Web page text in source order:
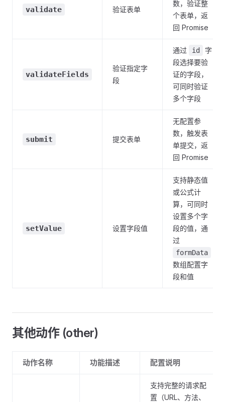
validate 验证表单
数，验证整
个表单，返
回 Promise
validateFields
验证指定字
段
通过 id
字
段选择要验
证的字段，
可同时验证
多个字段
submit 提交表单
无配置参
数，触发表
单提交，返
回 Promise
setValue 设置字段值
支持静态值
或公式计
算，可同时
设置多个字
段的值，通
过
formData
数组配置字
段和值
其他动作 (other)
动作名称 功能描述 配置说明
支持完整的请求配
置（URL、方法、